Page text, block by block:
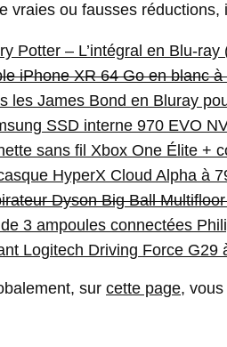
vraies ou fausses
Potter – L’intégral en Blu-
iPhone XR 64 Go en blanc à
les James Bond en Bluray
SSD interne 970 EVO
sans fil Xbox One Élite +
HyperX Cloud Alpha à
Dyson Big Ball
3 ampoules connectées
Logitech Driving Force G29
sur cette page,